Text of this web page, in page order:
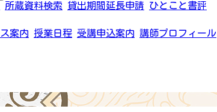
所蔵資料検索 貸出期間延長申請 ひとこと書評
案内 授業日程 受講申込案内 講師プロフィール